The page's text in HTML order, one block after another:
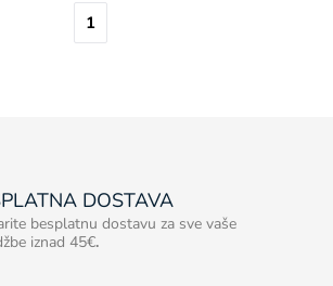
1
DOSTAVA
besplatnu dostavu za sve vaše
iznad 45€.